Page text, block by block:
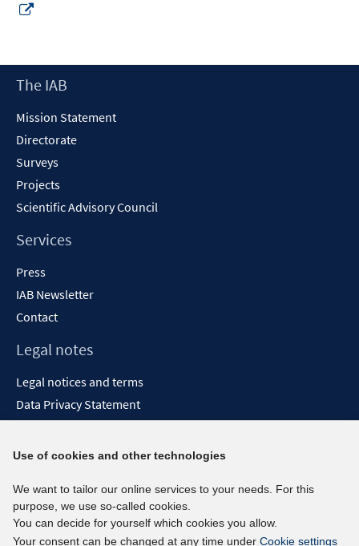
new
window
Footer
The IAB
Mission Statement
Directorate
Surveys
Projects
Scientific Advisory Council
Services
Press
IAB Newsletter
Contact
Legal notes
Legal notices and terms
Data Privacy Statement
Report Accessibility
Social media channels
BlueSky
YouTube
Use of cookies and other technologies
We want to tailor our online services to your needs. For this
purpose, we use so-called cookies.
You can decide for yourself which cookies you allow.
Your consent can be changed at any time under Cookie settings